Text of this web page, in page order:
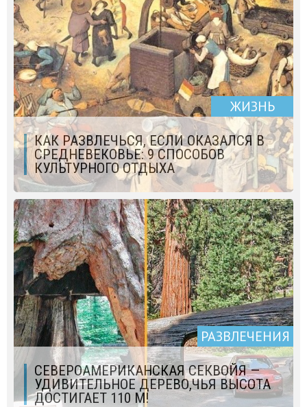
ЖИЗНЬ
КАК РАЗВЛЕЧЬСЯ, ЕСЛИ ОКАЗАЛСЯ В
СРЕДНЕВЕКОВЬЕ: 9 СПОСОБОВ
КУЛЬТУРНОГО ОТДЫХА
РАЗВЛЕЧЕНИЯ
СЕВЕРОАМЕРИКАНСКАЯ СЕКВОЙЯ —
УДИВИТЕЛЬНОЕ ДЕРЕВО,ЧЬЯ ВЫСОТА
ДОСТИГАЕТ 110 М!